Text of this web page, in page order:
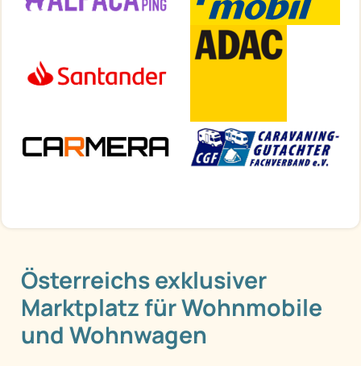
Österreichs exklusiver
Marktplatz für Wohnmobile
und Wohnwagen